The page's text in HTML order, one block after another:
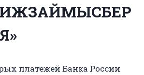
платежей Банка России